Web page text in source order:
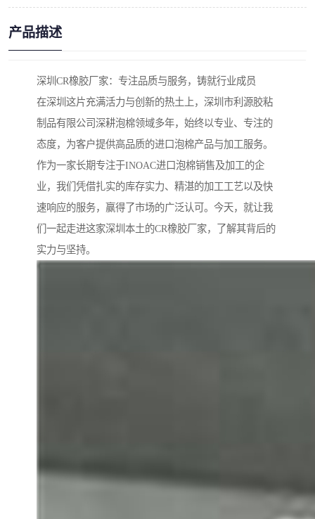
产品描述
深圳CR橡胶厂家：专注品质与服务，铸就行业成员
在深圳这片充满活力与创新的热土上，深圳市利源胶粘
制品有限公司深耕泡棉领域多年，始终以专业、专注的
态度，为客户提供高品质的进口泡棉产品与加工服务。
作为一家长期专注于INOAC进口泡棉销售及加工的企
业，我们凭借扎实的库存实力、精湛的加工工艺以及快
速响应的服务，赢得了市场的广泛认可。今天，就让我
们一起走进这家深圳本土的CR橡胶厂家，了解其背后的
实力与坚持。